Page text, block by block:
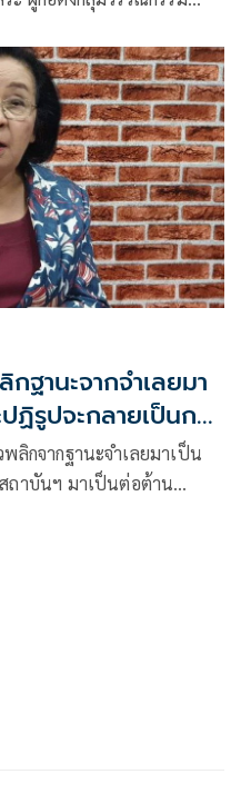
ฐานะจากจำเลยมา
รูปจะกลายเป็นการ
ลิกจากฐานะจำเลยมาเป็น
ถาบันฯ มาเป็นต่อต้าน